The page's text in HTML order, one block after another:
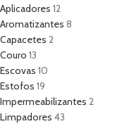
Aplicadores 12
Aromatizantes 8
Capacetes 2
Couro 13
Escovas 10
Estofos 19
Impermeabilizantes 2
Limpadores 43